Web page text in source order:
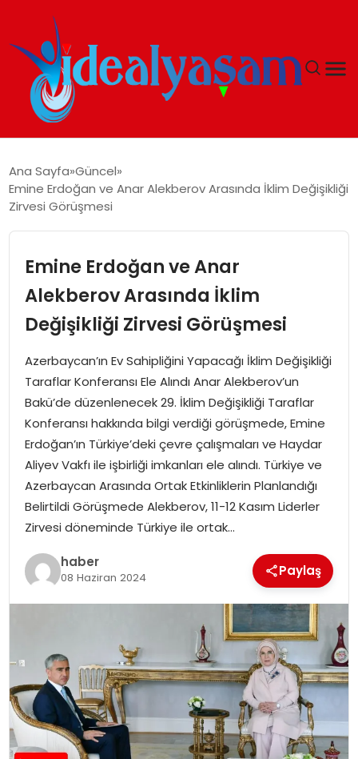
GÜNDEM
İDEAL SPOR
YAŞAM
MAGAZIN
SAĞLIK
SOSYAL HABER
Ana Sayfa Güncel
Emine Erdoğan ve Anar Alekberov Arasında İklim Değişikliği
Zirvesi Görüşmesi
Emine Erdoğan ve Anar
Alekberov Arasında İklim
Değişikliği Zirvesi Görüşmesi
Azerbaycan’ın Ev Sahipliğini Yapacağı İklim Değişikliği
Taraflar Konferansı Ele Alındı Anar Alekberov’un
Bakü’de düzenlenecek 29. İklim Değişikliği Taraflar
Konferansı hakkında bilgi verdiği görüşmede, Emine
Erdoğan’ın Türkiye’deki çevre çalışmaları ve Haydar
Aliyev Vakfı ile işbirliği imkanları ele alındı. Türkiye ve
Azerbaycan Arasında Ortak Etkinliklerin Planlandığı
Belirtildi Görüşmede Alekberov, 11-12 Kasım Liderler
Zirvesi döneminde Türkiye ile ortak…
haber
08 Haziran 2024 Paylaş